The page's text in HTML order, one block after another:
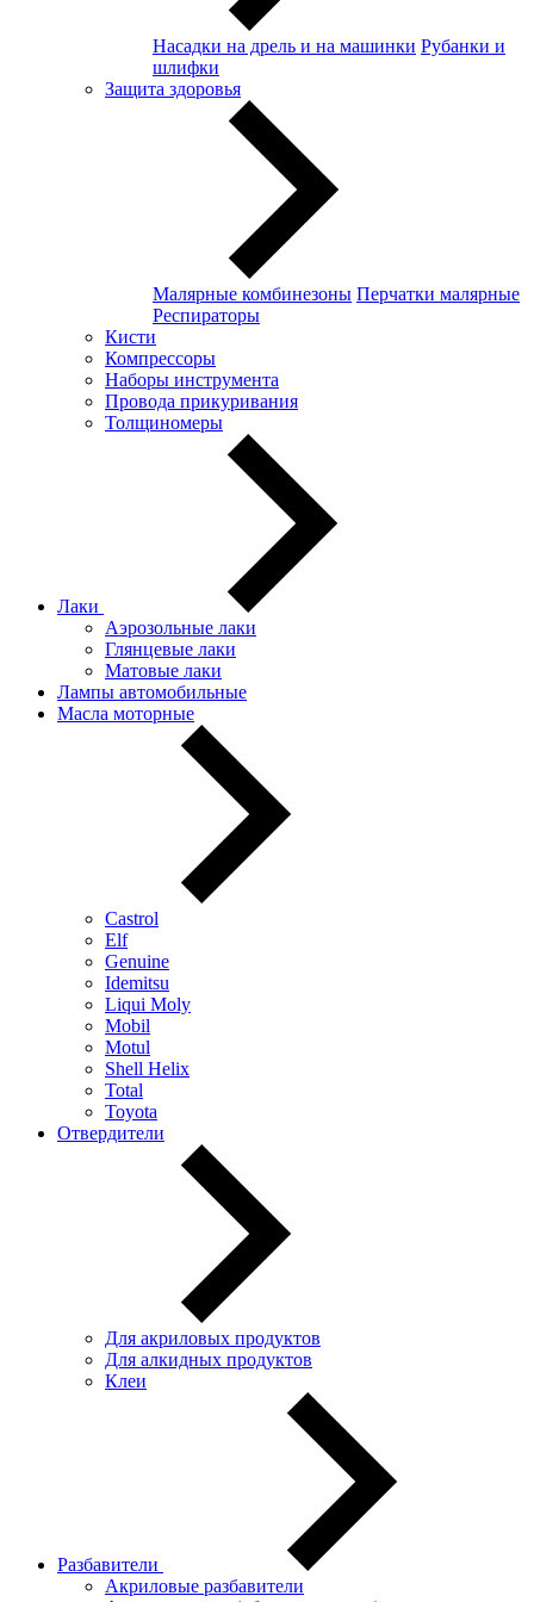
Насадки на дрель и на машинки Рубанки и
шлифки
Защита здоровья
Малярные комбинезоны Перчатки малярные
Респираторы
Кисти
Компрессоры
Наборы инструмента
Провода прикуривания
Толщиномеры
Лаки
Аэрозольные лаки
Глянцевые лаки
Матовые лаки
Лампы автомобильные
Масла моторные
Castrol
Elf
Genuine
Idemitsu
Liqui Moly
Mobil
Motul
Shell Helix
Total
Toyota
Отвердители
Для акриловых продуктов
Для алкидных продуктов
Клеи
Разбавители
Акриловые разбавители